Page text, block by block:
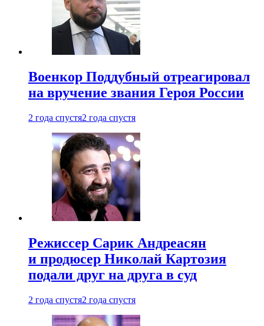
Военкор Поддубный отреагировал
на вручение звания Героя России
2 года спустя2 года спустя
Режиссер Сарик Андреасян
и продюсер Николай Картозия
подали друг на друга в суд
2 года спустя2 года спустя